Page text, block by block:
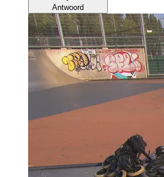
Antwoord